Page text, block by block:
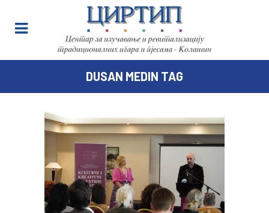
DUSAN MEDIN TAG